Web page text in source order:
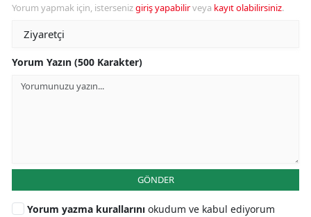
Yorum yapmak için, istersenizgiriş yapabilirveya kayıt olabilirsiniz.
Yorum Yazın (500 Karakter)
GÖNDER
Yorum yazma kurallarını okudum ve kabul ediyorum